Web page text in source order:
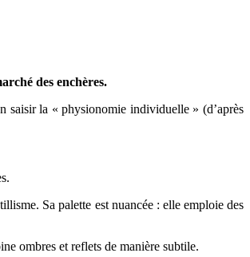
des enchères.
saisir la « physionomie individuelle » (d’après
Sa palette est nuancée : elle emploie des
ombres et reflets de manière subtile.